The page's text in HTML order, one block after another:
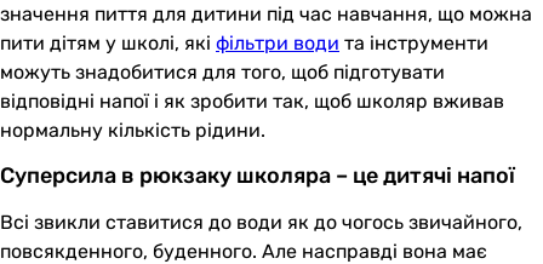
значення пиття для дитини під час навчання, що можна
пити дітям у школі, які фільтри води та інструменти
можуть знадобитися для того, щоб підготувати
відповідні напої і як зробити так, щоб школяр вживав
нормальну кількість рідини.
Суперсила в рюкзаку школяра – це дитячі напої
Всі звикли ставитися до води як до чогось звичайного,
повсякденного, буденного. Але насправді вона має